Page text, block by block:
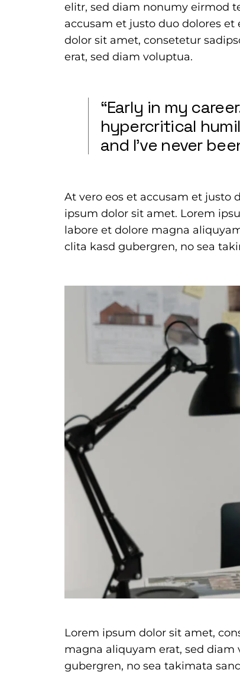
elitr, sed diam nonumy eirmod
accusam et justo duo dolores
dolor sit amet, consetetur
erat, sed diam voluptua.
“Early in my
hypercritical
and I’ve never
At vero eos et accusam et justo
ipsum dolor sit amet. Lorem
labore et dolore magna
clita kasd gubergren, no sea
Lorem ipsum dolor sit amet,
magna aliquyam erat, sed diam
gubergren, no sea takimata